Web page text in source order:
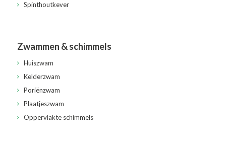
Spinthoutkever
Zwammen & schimmels
Huiszwam
Kelderzwam
Poriënzwam
Plaatjeszwam
Oppervlakte schimmels